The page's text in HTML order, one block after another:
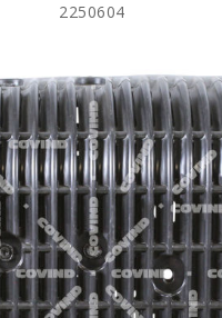
2250604